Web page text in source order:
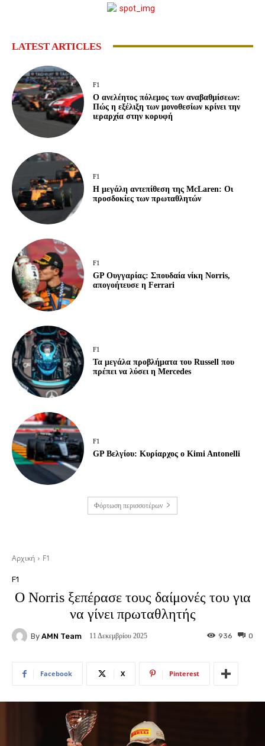
LATEST ARTICLES
F1
Ο ανελέητος πόλεμος των αναβαθμίσεων:
Πώς η εξέλιξη των μονοθεσίων κρίνει την
ιεραρχία στην κορυφή
F1
Η μεγάλη αντεπίθεση της McLaren: Οι
προσδοκίες των πρωταθλητών
F1
GP Ουγγαρίας: Σπουδαία νίκη Norris,
απογοήτευσε η Ferrari
F1
Τα μεγάλα προβλήματα του Russell που
πρέπει να λύσει η Mercedes
F1
GP Βελγίου: Κυρίαρχος ο Kimi Antonelli
Φόρτωση περισσοτέρων